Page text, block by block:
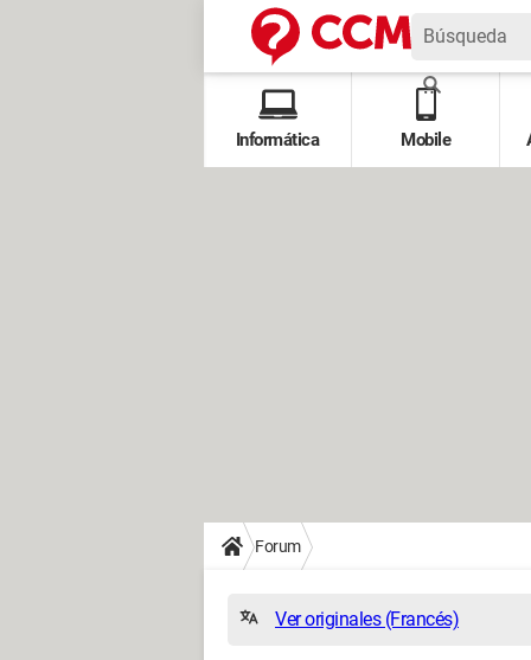
Informática Mobile
Forum
Ver originales (Francés)